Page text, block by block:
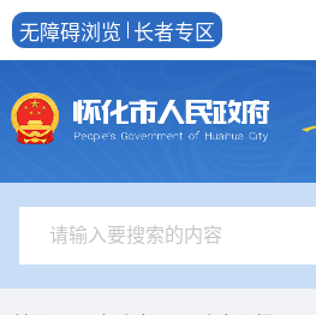
无障碍浏览 长者专区